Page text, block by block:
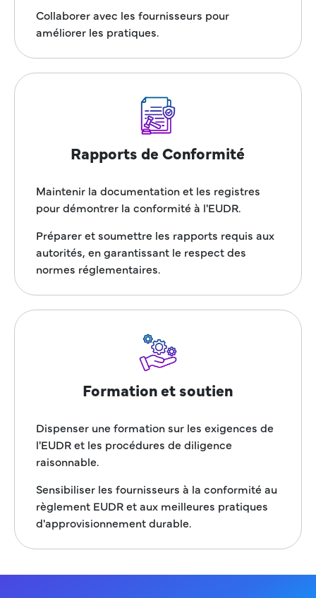
Collaborer avec les fournisseurs pour
améliorer les pratiques.
Rapports de Conformité
Maintenir la documentation et les registres
pour démontrer la conformité à l'EUDR.
Préparer et soumettre les rapports requis aux
autorités, en garantissant le respect des
normes réglementaires.
Formation et soutien
Dispenser une formation sur les exigences de
l'EUDR et les procédures de diligence
raisonnable.
Sensibiliser les fournisseurs à la conformité au
règlement EUDR et aux meilleures pratiques
d'approvisionnement durable.